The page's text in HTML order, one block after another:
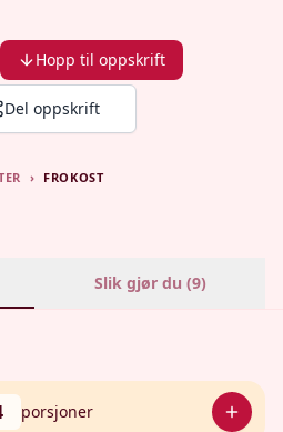
Hopp til oppskrift
Del oppskrift
› FROKOST
Slik gjør du (9)
porsjoner